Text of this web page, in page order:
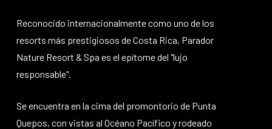
Reconocido internacionalmente como uno de los
resorts más prestigiosos de Costa Rica, Parador
Nature Resort & Spa es el epítome del "lujo
responsable".
Se encuentra en la cima del promontorio de Punta
Quepos, con vistas al Océano Pacífico y rodeado